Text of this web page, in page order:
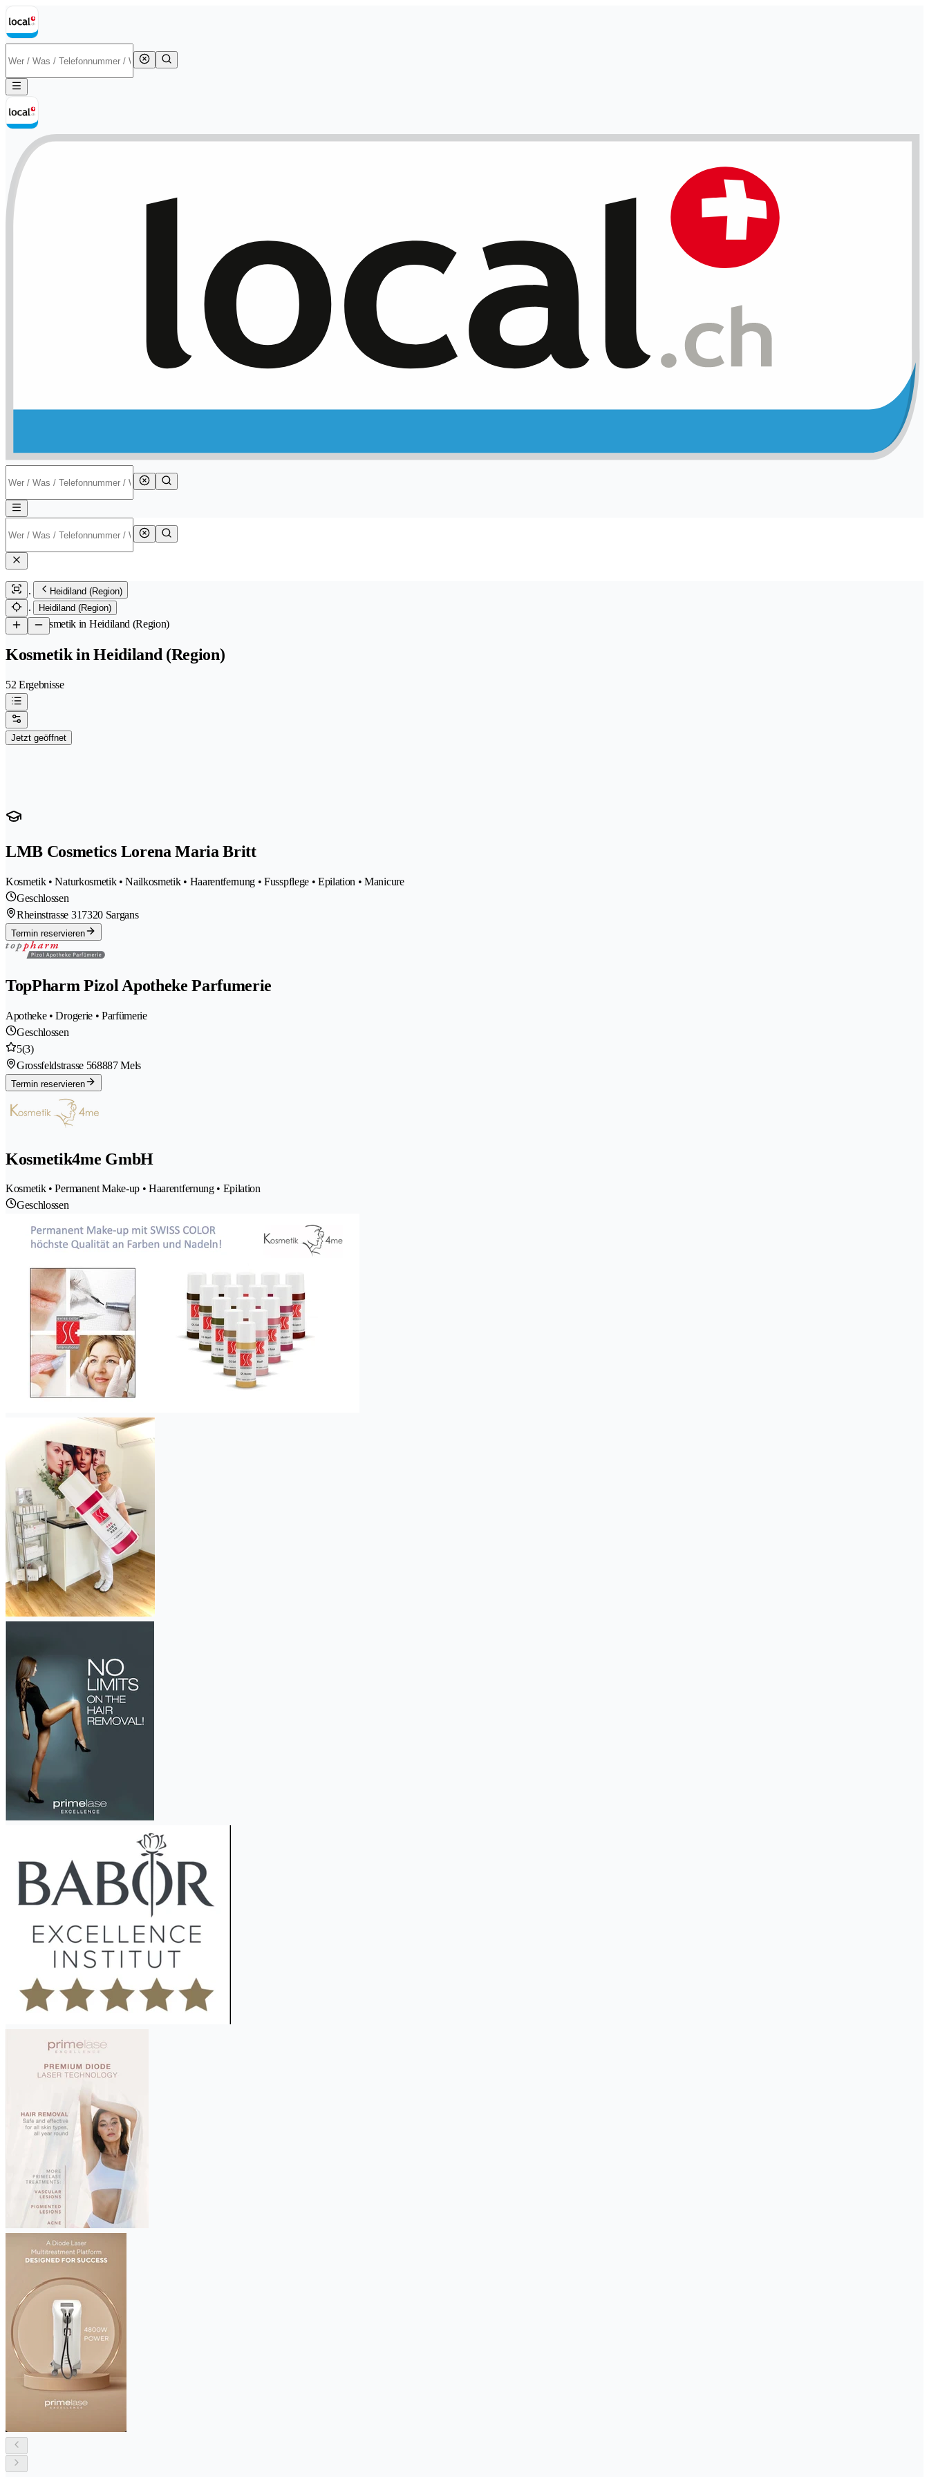
Heidiland (Region)
Heidiland (Region)
/Kosmetik in Heidiland (Region)
Kosmetik in Heidiland (Region)
52 Ergebnisse
Jetzt geöffnet
LMB Cosmetics Lorena Maria Britt
Kosmetik • Naturkosmetik • Nailkosmetik • Haarentfernung • Fusspflege • Epilation • Manicure
Geschlossen
Rheinstrasse 317320 Sargans
Termin reservieren
TopPharm Pizol Apotheke Parfumerie
Apotheke • Drogerie • Parfümerie
Geschlossen
5(3)
Grossfeldstrasse 568887 Mels
Termin reservieren
Kosmetik4me GmbH
Kosmetik • Permanent Make-up • Haarentfernung • Epilation
Geschlossen